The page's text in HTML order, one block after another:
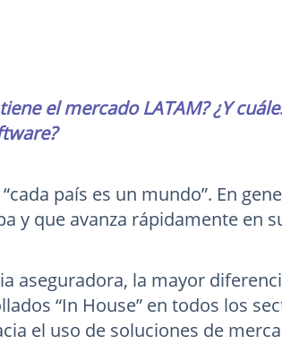
el mercado LATAM? ¿Y
país es un mundo”. En
y que avanza rápidamente en
aseguradora, la mayor
“In House” en todos los
el uso de soluciones de